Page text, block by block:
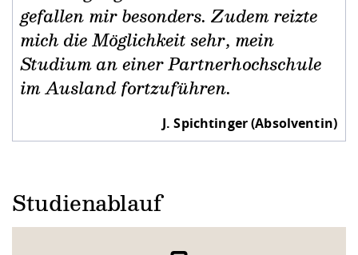
gefallen mir besonders. Zudem reizte
mich die Möglichkeit sehr, mein
Studium an einer Partnerhochschule
im Ausland fortzuführen.
J. Spichtinger (Absolventin)
Studienablauf